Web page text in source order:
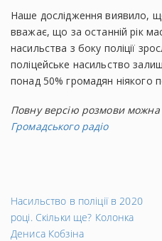
Наше дослідження виявило,
вважає, що за останній рік
насильства з боку поліції
поліцейське насильство
понад 50% громадян ніякого
Повну версію розмови можна
Громадського радіо
←
Попередній
запис
Насильство в поліції в 2020
році. Скільки ще? Колонка
Дениса Кобзіна